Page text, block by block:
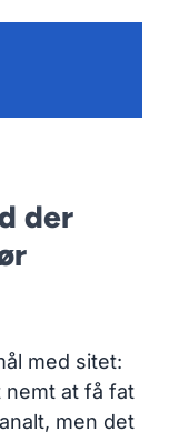
der
med sitet:
nemt at få fat
men det